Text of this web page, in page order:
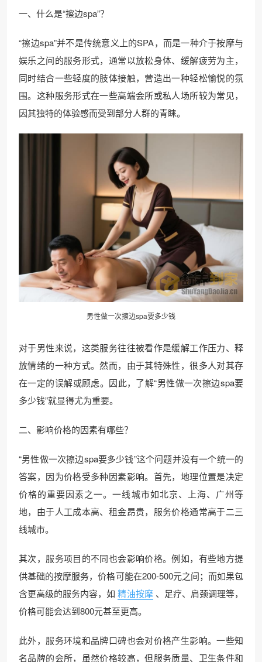
一、什么是“擦边spa”？
“擦边spa”并不是传统意义上的SPA，而是一种介于按摩与
娱乐之间的服务形式，通常以放松身体、缓解疲劳为主，
同时结合一些轻度的肢体接触，营造出一种轻松愉悦的氛
围。这种服务形式在一些高端会所或私人场所较为常见，
因其独特的体验感而受到部分人群的青睐。
男性做一次擦边spa要多少钱
对于男性来说，这类服务往往被看作是缓解工作压力、释
放情绪的一种方式。然而，由于其特殊性，很多人对其存
在一定的误解或顾虑。因此，了解“男性做一次擦边spa要
多少钱”就显得尤为重要。
二、影响价格的因素有哪些？
“男性做一次擦边spa要多少钱”这个问题并没有一个统一的
答案，因为价格受多种因素影响。首先，地理位置是决定
价格的重要因素之一。一线城市如北京、上海、广州等
地，由于人工成本高、租金昂贵，服务价格通常高于二三
线城市。
其次，服务项目的不同也会影响价格。例如，有些地方提
供基础的按摩服务，价格可能在200-500元之间；而如果包
含更高级的服务内容，如 精油按摩 、足疗、肩颈调理等，
价格可能会达到800元甚至更高。
此外，服务环境和品牌口碑也会对价格产生影响。一些知
名品牌的会所，虽然价格较高，但服务质量、卫生条件和